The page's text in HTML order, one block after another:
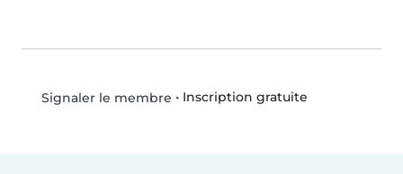
Signaler le membre • Inscription gratuite